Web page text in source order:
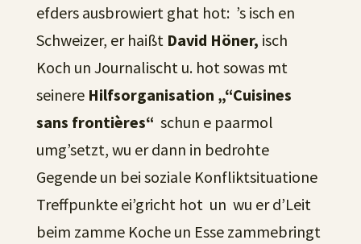
efders ausbrowiert ghat hot: ’s isch en
Schweizer, er haißt David Höner, isch
Koch un Journalischt u. hot sowas mt
seinere Hilfsorganisation „“Cuisines
sans frontières“ schun e paarmol
umg’setzt, wu er dann in bedrohte
Gegende un bei soziale Konfliktsituatione
Treffpunkte ei’gricht hot un wu er d’Leit
beim zamme Koche un Esse zammebringt